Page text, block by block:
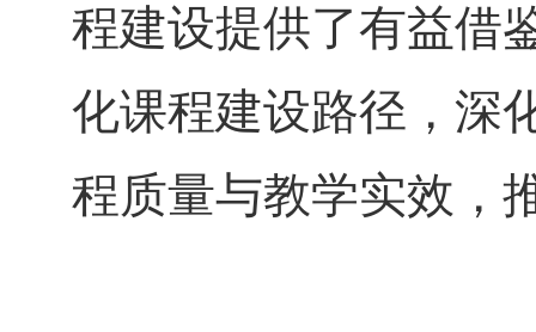
程建设提供了有益借
化课程建设路径，深
程质量与教学实效，